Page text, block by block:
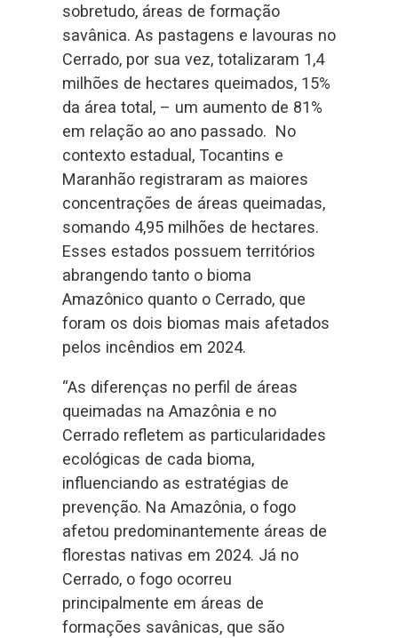
sobretudo, áreas de formação
savânica. As pastagens e lavouras no
Cerrado, por sua vez, totalizaram 1,4
milhões de hectares queimados, 15%
da área total, – um aumento de 81%
em relação ao ano passado. No
contexto estadual, Tocantins e
Maranhão registraram as maiores
concentrações de áreas queimadas,
somando 4,95 milhões de hectares.
Esses estados possuem territórios
abrangendo tanto o bioma
Amazônico quanto o Cerrado, que
foram os dois biomas mais afetados
pelos incêndios em 2024.
“As diferenças no perfil de áreas
queimadas na Amazônia e no
Cerrado refletem as particularidades
ecológicas de cada bioma,
influenciando as estratégias de
prevenção. Na Amazônia, o fogo
afetou predominantemente áreas de
florestas nativas em 2024. Já no
Cerrado, o fogo ocorreu
principalmente em áreas de
formações savânicas, que são